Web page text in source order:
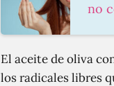
no
El aceite de oliva
los radicales libres